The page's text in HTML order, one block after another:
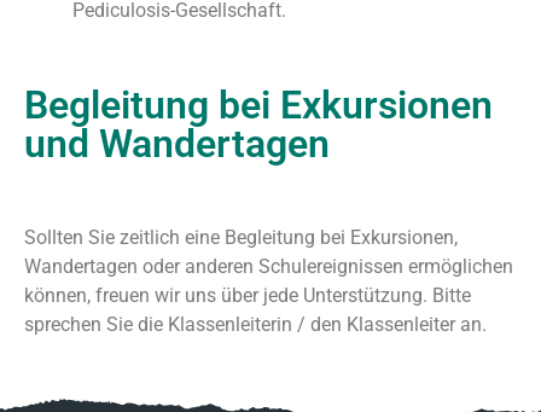
Pediculosis-Gesellschaft.
Begleitung bei Exkursionen
und Wandertagen
Sollten Sie zeitlich eine Begleitung bei Exkursionen,
Wandertagen oder anderen Schulereignissen ermöglichen
können, freuen wir uns über jede Unterstützung. Bitte
sprechen Sie die Klassenleiterin / den Klassenleiter an.